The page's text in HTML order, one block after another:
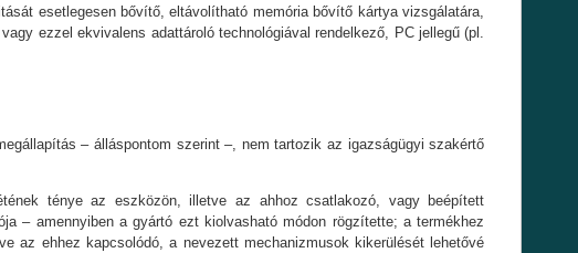
esetlegesen bővítő, eltávolítható memória bővítő kártya vizsgálatára,
ezzel ekvivalens adattároló technológiával rendelkező, PC jellegű (pl.
– álláspontom szerint –, nem tartozik az igazságügyi szakértő
ténye az eszközön, illetve az ahhoz csatlakozó, vagy beépített
– amennyiben a gyártó ezt kiolvasható módon rögzítette; a termékhez
az ehhez kapcsolódó, a nevezett mechanizmusok kikerülését lehetővé